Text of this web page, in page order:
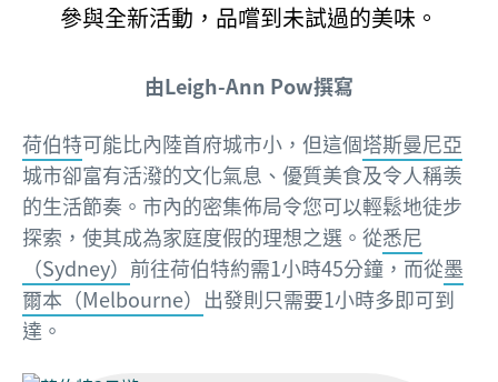
參與全新活動，品嚐到未試過的美味。
由Leigh-Ann Pow撰寫
荷伯特可能比內陸首府城市小，但這個塔斯曼尼亞
城市卻富有活潑的文化氣息、優質美食及令人稱羡
的生活節奏。市內的密集佈局令您可以輕鬆地徒步
探索，使其成為家庭度假的理想之選。從悉尼
（Sydney） 前往荷伯特約需1小時45分鐘，而從墨
爾本（Melbourne） 出發則只需要1小時多即可到
達。